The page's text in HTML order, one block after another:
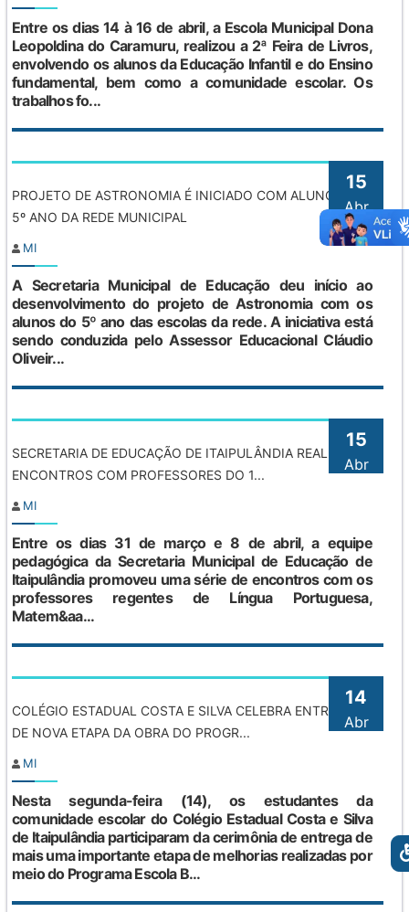
Protocolo de Segurança Escolar
Conselho de Alimentação Escolar
Projetos de Incentivo à Cultura e Esportivos
Entre os dias 14 à 16 de abril, a Escola Municipal Dona
Leopoldina do Caramuru, realizou a 2ª Feira de Livros,
envolvendo os alunos da Educação Infantil e do Ensino
fundamental, bem como a comunidade escolar. Os
trabalhos fo...
15
Abr
PROJETO DE ASTRONOMIA É INICIADO COM ALUNOS DO
5º ANO DA REDE MUNICIPAL
MI
A Secretaria Municipal de Educação deu início ao
desenvolvimento do projeto de Astronomia com os
alunos do 5º ano das escolas da rede. A iniciativa está
sendo conduzida pelo Assessor Educacional Cláudio
Oliveir...
15
Abr
SECRETARIA DE EDUCAÇÃO DE ITAIPULÂNDIA REALIZA
ENCONTROS COM PROFESSORES DO 1...
MI
Entre os dias 31 de março e 8 de abril, a equipe
pedagógica da Secretaria Municipal de Educação de
Itaipulândia promoveu uma série de encontros com os
professores regentes de Língua Portuguesa,
Matem&aa...
14
Abr
COLÉGIO ESTADUAL COSTA E SILVA CELEBRA ENTREGA
DE NOVA ETAPA DA OBRA DO PROGR...
MI
Nesta segunda-feira (14), os estudantes da
comunidade escolar do Colégio Estadual Costa e Silva
de Itaipulândia participaram da cerimônia de entrega de
mais uma importante etapa de melhorias realizadas por
meio do Programa Escola B...